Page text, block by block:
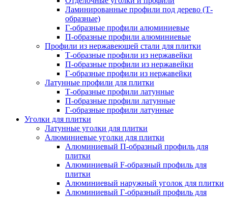
Ламинированные профили под дерево (Т-
образные)
Г-образные профили алюминиевые
П-образные профили алюминиевые
Профили из нержавеющей стали для плитки
Т-образные профили из нержавейки
П-образные профили из нержавейки
Г-образные профили из нержавейки
Латунные профили для плитки
Т-образные профили латунные
П-образные профили латунные
Г-образные профили латунные
Уголки для плитки
Латунные уголки для плитки
Алюминиевые уголки для плитки
Алюминиевый П-образный профиль для
плитки
Алюминиевый F-образный профиль для
плитки
Алюминиевый наружный уголок для плитки
Алюминиевый Г-образный профиль для